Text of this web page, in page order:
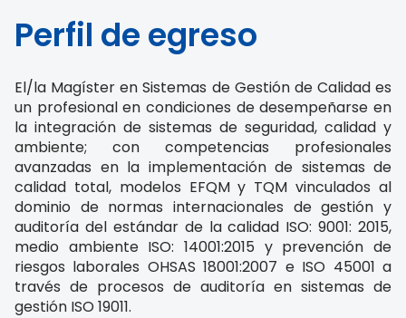
Perfil de egreso
El/la Magíster en Sistemas de Gestión de Calidad es
un profesional en condiciones de desempeñarse en
la integración de sistemas de seguridad, calidad y
ambiente; con competencias profesionales
avanzadas en la implementación de sistemas de
calidad total, modelos EFQM y TQM vinculados al
dominio de normas internacionales de gestión y
auditoría del estándar de la calidad ISO: 9001: 2015,
medio ambiente ISO: 14001:2015 y prevención de
riesgos laborales OHSAS 18001:2007 e ISO 45001 a
través de procesos de auditoría en sistemas de
gestión ISO 19011.